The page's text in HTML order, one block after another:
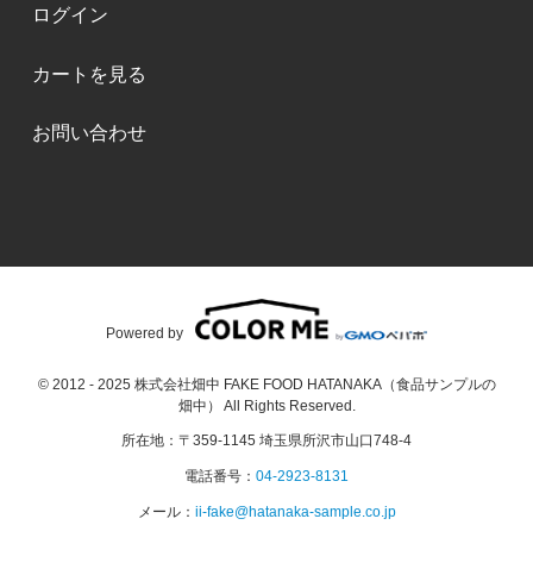
ログイン
カートを見る
お問い合わせ
© 2012 - 2025 株式会社畑中 FAKE FOOD HATANAKA（食品サンプルの
畑中） All Rights Reserved.
所在地：〒359-1145 埼玉県所沢市山口748-4
電話番号： 04-2923-8131
メール： ii-fake@hatanaka-sample.co.jp
Powered by